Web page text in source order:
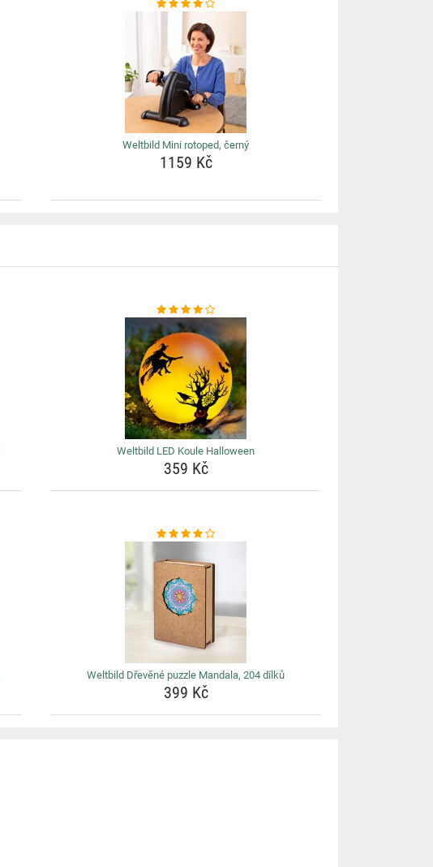
Weltbild Mini rotoped, černý
1159 Kč
Weltbild LED Koule Halloween
359 Kč
Weltbild Dřevěné puzzle Mandala, 204 dílků
399 Kč